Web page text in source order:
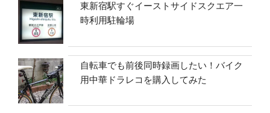
東新宿駅すぐイーストサイドスクエア一
時利用駐輪場
自転車でも前後同時録画したい！バイク
用中華ドラレコを購入してみた